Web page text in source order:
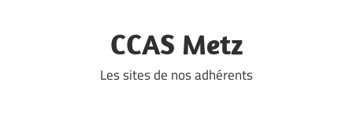
CCAS Metz
Les sites de nos adhérents